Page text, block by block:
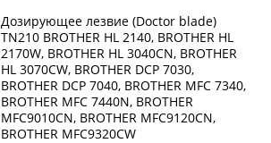
Дозирующее лезвие (Doctor blade)
TN210 BROTHER HL 2140, BROTHER HL
2170W, BROTHER HL 3040CN, BROTHER
HL 3070CW, BROTHER DCP 7030,
BROTHER DCP 7040, BROTHER MFC 7340,
BROTHER MFC 7440N, BROTHER
MFC9010CN, BROTHER MFC9120CN,
BROTHER MFC9320CW